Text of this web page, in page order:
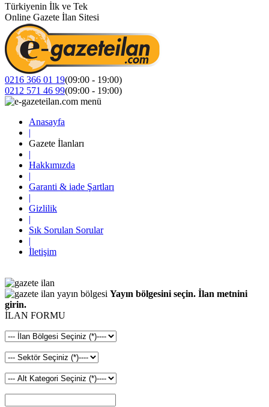
Türkiyenin İlk ve Tek
Online Gazete İlan Sitesi
0216 366 01 19(09:00 - 19:00)
0212 571 46 99(09:00 - 19:00)
Anasayfa
|
Gazete İlanları
|
Hakkımızda
|
Garanti & iade Şartları
|
Gizlilik
|
Sık Sorulan Sorular
|
İletişim
Yayın bölgesini seçin. İlan metnini
girin.
İLAN FORMU